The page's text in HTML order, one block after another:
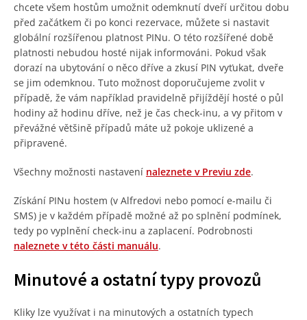
chcete všem hostům umožnit odemknutí dveří určitou dobu
před začátkem či po konci rezervace, můžete si nastavit
globální rozšířenou platnost PINu. O této rozšířené době
platnosti nebudou hosté nijak informováni. Pokud však
dorazí na ubytování o něco dříve a zkusí PIN vyťukat, dveře
se jim odemknou. Tuto možnost doporučujeme zvolit v
případě, že vám například pravidelně přijíždějí hosté o půl
hodiny až hodinu dříve, než je čas check-inu, a vy přitom v
převážné většině případů máte už pokoje uklizené a
připravené.
Všechny možnosti nastavení naleznete v Previu zde.
Získání PINu hostem (v Alfredovi nebo pomocí e-mailu či
SMS) je v každém případě možné až po splnění podmínek,
tedy po vyplnění check-inu a zaplacení. Podrobnosti
naleznete v této části manuálu.
Minutové a ostatní typy provozů
Kliky lze využívat i na minutových a ostatních typech